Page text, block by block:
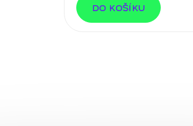
DO KOŠÍKU